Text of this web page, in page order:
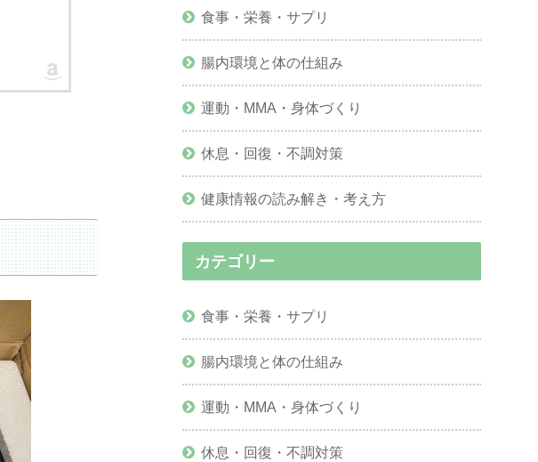
食事・栄養・サプリ
腸内環境と体の仕組み
運動・MMA・身体づくり
休息・回復・不調対策
健康情報の読み解き・考え方
カテゴリー
食事・栄養・サプリ
腸内環境と体の仕組み
運動・MMA・身体づくり
休息・回復・不調対策